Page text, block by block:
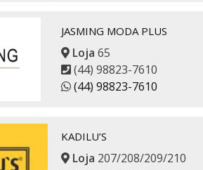
JASMING MODA PLUS
Loja 65
(44) 98823-7610
(44) 98823-7610
KADILU’S
Loja 207/208/209/210